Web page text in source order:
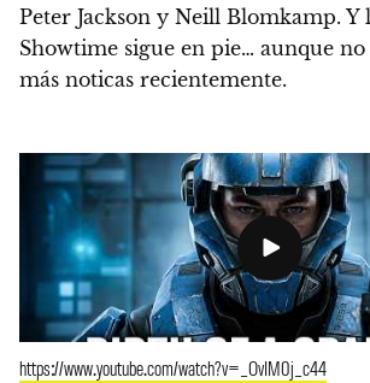
Peter Jackson y Neill Blomkamp. Y
Showtime sigue en pie… aunque
más noticas recientemente.
https://www.youtube.com/watch?v=_OvIM0j_c44